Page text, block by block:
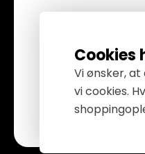
Cookies
Vi ønsker,
vi cookies.